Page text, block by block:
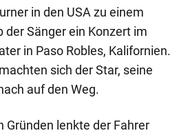
in den USA zu einem
Sänger ein Konzert im
in Paso Robles, Kalifornien.
sich der Star, seine
auf den Weg.
Gründen lenkte der Fahrer